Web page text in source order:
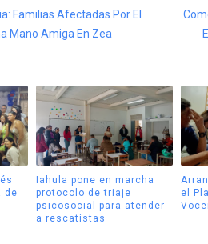
Familias Afectadas Por El
Mano Amiga En Zea
de
Iahula pone en marcha
protocolo de triaje
psicosocial para atender
a rescatistas
el